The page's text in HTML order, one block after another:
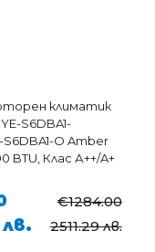
климатик
S6DBA1-
S6DBA1-O Amber
BTU, Клас А++/A+
€1284.00
2511.29 лв.